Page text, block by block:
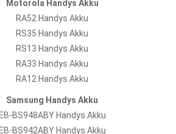
Motorola Handys Akku
RA52 Handys Akku
RS35 Handys Akku
RS13 Handys Akku
RA33 Handys Akku
RA12 Handys Akku
Samsung Handys Akku
EB-BS948ABY Handys Akku
EB-BS942ABY Handys Akku